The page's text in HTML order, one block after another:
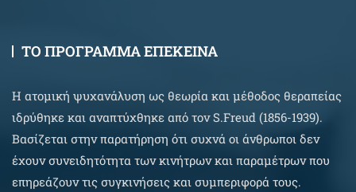
ΤΟ ΠΡΟΓΡΑΜΜΑ ΕΠΕΚΕΙΝΑ
Η ατομική ψυχανάλυση ως θεωρία και μέθοδος θεραπείας
ιδρύθηκε και αναπτύχθηκε από τον S.Freud (1856-1939).
Βασίζεται στην παρατήρηση ότι συχνά οι άνθρωποι δεν
έχουν συνειδητότητα των κινήτρων και παραμέτρων που
επηρεάζουν τις συγκινήσεις και συμπεριφορά τους.